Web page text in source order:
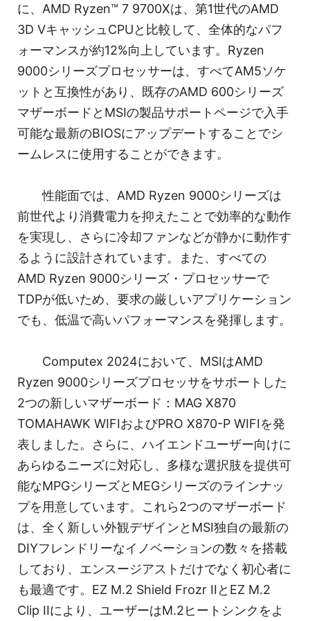
に、AMD Ryzen™ 7 9700Xは、第1世代のAMD
3D VキャッシュCPUと比較して、全体的なパフ
ォーマンスが約12%向上しています。Ryzen
9000シリーズプロセッサーは、すべてAM5ソケ
ットと互換性があり、既存のAMD 600シリーズ
マザーボードとMSIの製品サポートページで入手
可能な最新のBIOSにアップデートすることでシ
ームレスに使用することができます。
性能面では、AMD Ryzen 9000シリーズは
前世代より消費電力を抑えたことで効率的な動作
を実現し、さらに冷却ファンなどが静かに動作す
るように設計されています。また、すべての
AMD Ryzen 9000シリーズ・プロセッサーで
TDPが低いため、要求の厳しいアプリケーション
でも、低温で高いパフォーマンスを発揮します。
Computex 2024において、MSIはAMD
Ryzen 9000シリーズプロセッサをサポートした
2つの新しいマザーボード：MAG X870
TOMAHAWK WIFIおよびPRO X870-P WIFIを発
表しました。さらに、ハイエンドユーザー向けに
あらゆるニーズに対応し、多様な選択肢を提供可
能なMPGシリーズとMEGシリーズのラインナッ
プを用意しています。これら2つのマザーボード
は、全く新しい外観デザインとMSI独自の最新の
DIYフレンドリーなイノベーションの数々を搭載
しており、エンスージアストだけでなく初心者に
も最適です。EZ M.2 Shield Frozr IIとEZ M.2
Clip IIにより、ユーザーはM.2ヒートシンクをよ